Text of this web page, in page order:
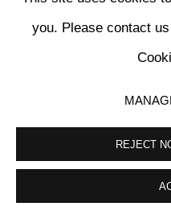
According to Kabbalistic
creation of the world.
ein sof, a
presence. To make
you. Please contact
REJECT